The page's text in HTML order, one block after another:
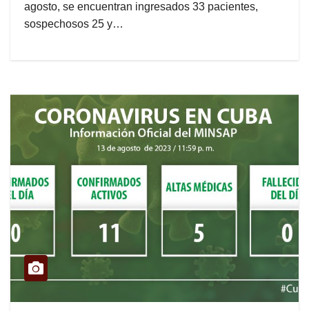
agosto, se encuentran ingresados 33 pacientes,
sospechosos 25 y…